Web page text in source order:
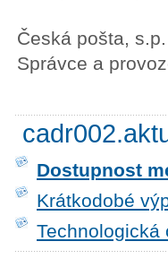
Česká pošta, s.p.
Správce a
Dostupnost
Krátkodobé
Technologická